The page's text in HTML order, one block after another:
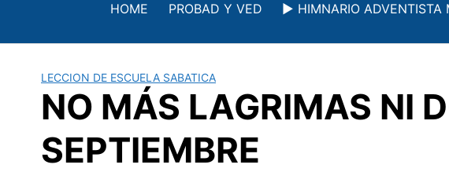
contenido
HOME PROBAD Y VED ▶️ HIMNARIO ADVENTISTA
LECCION DE ESCUELA SABATICA
NO MÁS LAGRIMAS NI
SEPTIEMBRE